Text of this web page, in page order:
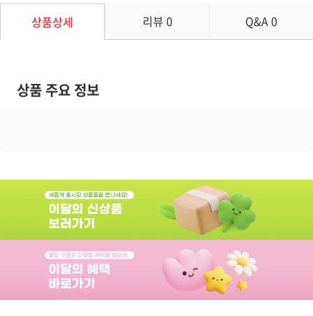
상품상세 리뷰 0 Q&A0
상품 주요 정보